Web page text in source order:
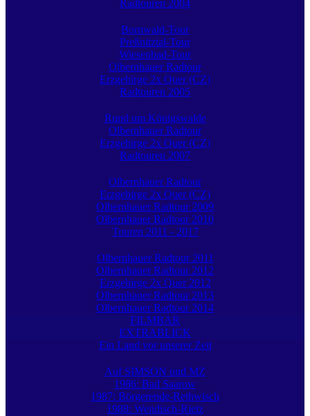
Radtouren 2004
Bornwald-Tour
Preßnitztal-Tour
Wiesenbad-Tour
Olbernhauer Radtour
Erzgebirge 2x Quer (CZ)
Radtouren 2005
Rund um Königswalde
Olbernhauer Radtour
Erzgebirge 2x Quer (CZ)
Radtouren 2007
Olbernhauer Radtour
Erzgebirge 2x Quer (CZ)
Olbernhauer Radtour 2009
Olbernhauer Radtour 2010
Touren 2011 - 2017
Olbernhauer Radtour 2011
Olbernhauer Radtour 2012
Erzgebirge 2x Quer 2012
Olbernhauer Radtour 2013
Olbernhauer Radtour 2014
FILMBAR
EXTRABLICK
Ein Land vor unserer Zeit
Auf SIMSON und MZ
1986: Bad Saarow
1987: Börgerende-Rethwisch
1988: Wendisch-Rietz